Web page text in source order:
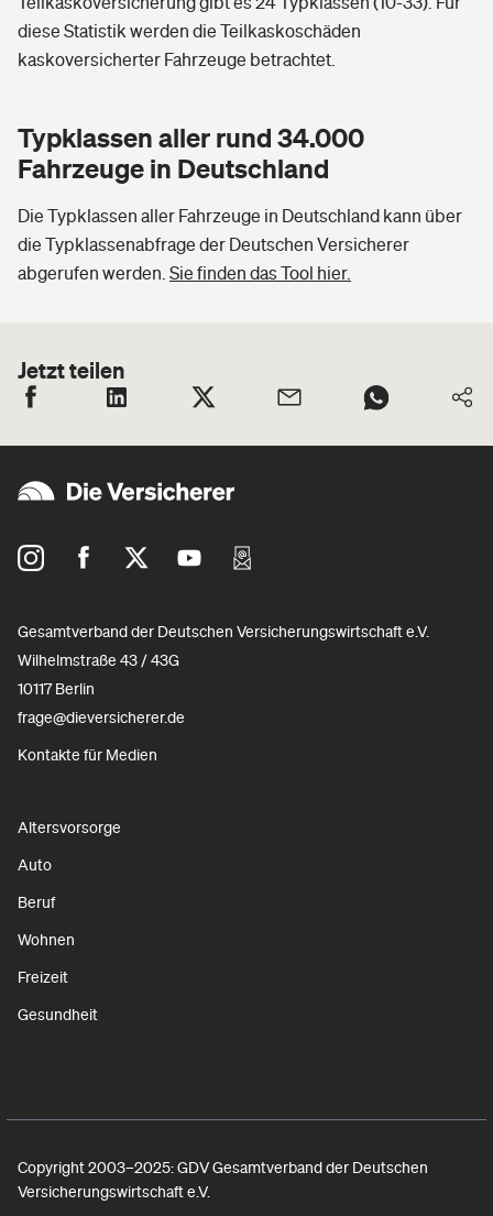
diese Statistik werden die Teilkaskoschäden
kaskoversicherter Fahrzeuge betrachtet.
Typklassen aller rund 34.000
Fahrzeuge in Deutschland
Die Typklassen aller Fahrzeuge in Deutschland kann über
die Typklassenabfrage der Deutschen Versicherer
abgerufen werden. Sie finden das Tool hier.
Jetzt teilen
Gesamtverband der Deutschen Versicherungswirtschaft e.V.
Wilhelmstraße 43 / 43G
10117 Berlin
frage@dieversicherer.de
Kontakte für Medien
Altersvorsorge
Auto
Beruf
Wohnen
Freizeit
Gesundheit
Copyright 2003–2025: GDV Gesamtverband der Deutschen
Versicherungswirtschaft e.V.